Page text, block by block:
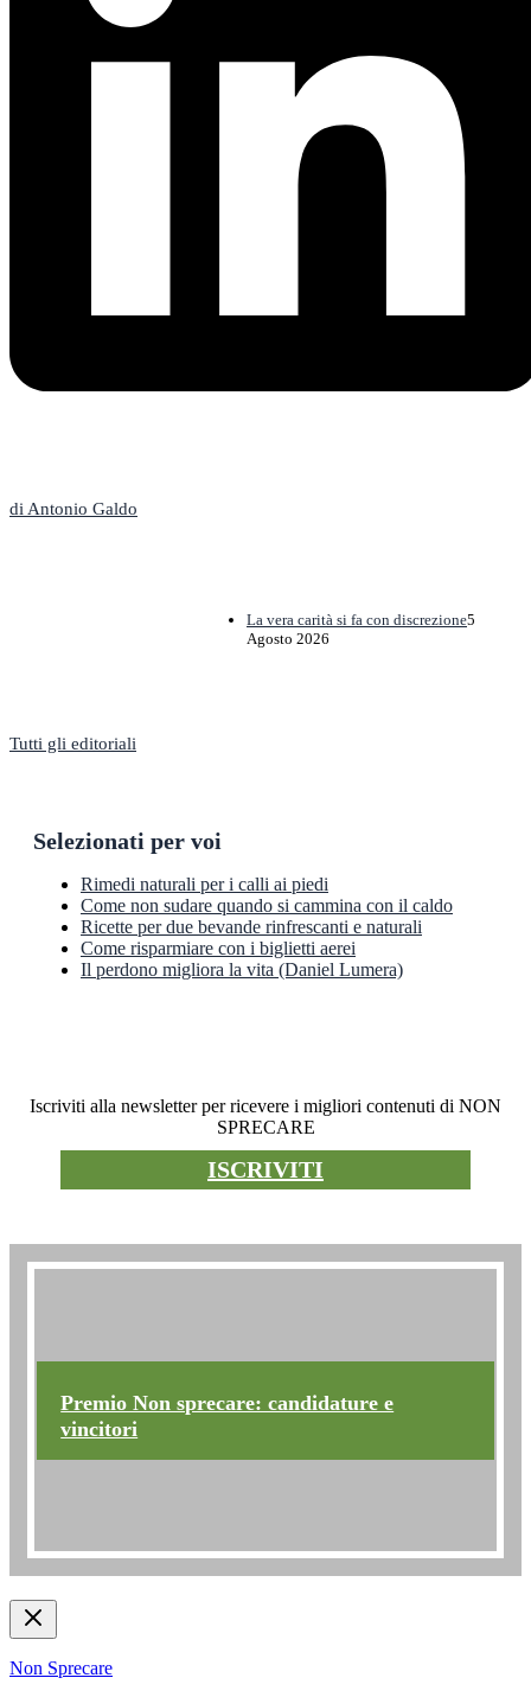
di Antonio Galdo
La vera carità si fa con discrezione5
Agosto 2026
Tutti gli editoriali
Selezionati per voi
Rimedi naturali per i calli ai piedi
Come non sudare quando si cammina con il caldo
Ricette per due bevande rinfrescanti e naturali
Come risparmiare con i biglietti aerei
Il perdono migliora la vita (Daniel Lumera)
Iscriviti alla newsletter per ricevere i migliori contenuti di NON
SPRECARE
ISCRIVITI
Premio Non sprecare: candidature e
vincitori
Non Sprecare